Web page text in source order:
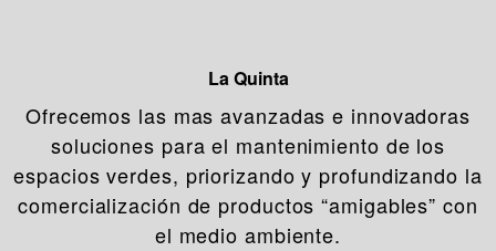
La Quinta
Ofrecemos las mas avanzadas e innovadoras
soluciones para el mantenimiento de los
espacios verdes, priorizando y profundizando la
comercialización de productos “amigables” con
el medio ambiente.